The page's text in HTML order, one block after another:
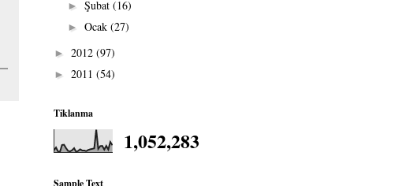
► Şubat (16)
► Ocak (27)
► 2012 (97)
► 2011 (54)
Tiklanma
1,052,283